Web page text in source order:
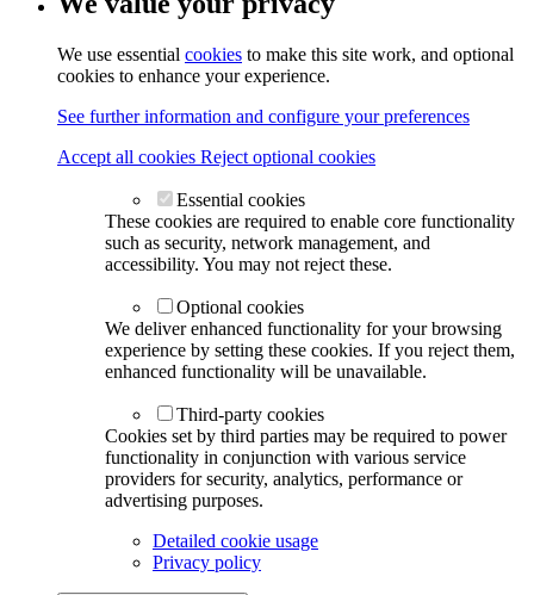
We use essential cookies to make this site work, and optional
cookies to enhance your experience.
See further information and configure your preferences
Accept all cookies Reject optional cookies
Essential cookies
These cookies are required to enable core functionality
such as security, network management, and
accessibility. You may not reject these.
Optional cookies
We deliver enhanced functionality for your browsing
experience by setting these cookies. If you reject them,
enhanced functionality will be unavailable.
Third-party cookies
Cookies set by third parties may be required to power
functionality in conjunction with various service
providers for security, analytics, performance or
advertising purposes.
Detailed cookie usage
Privacy policy